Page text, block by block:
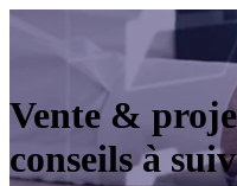
Vente &
conseils à